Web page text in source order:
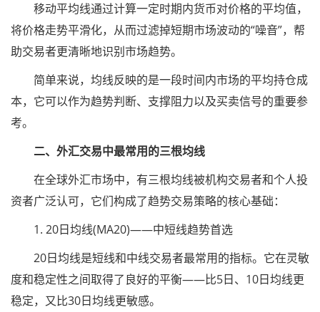
移动平均线通过计算一定时期内货币对价格的平均值，
将价格走势平滑化，从而过滤掉短期市场波动的“噪音”，帮
助交易者更清晰地识别市场趋势。
简单来说，均线反映的是一段时间内市场的平均持仓成
本，它可以作为趋势判断、支撑阻力以及买卖信号的重要参
考。
二、外汇交易中最常用的三根均线
在全球外汇市场中，有三根均线被机构交易者和个人投
资者广泛认可，它们构成了趋势交易策略的核心基础：
1. 20日均线(MA20)——中短线趋势首选
20日均线是短线和中线交易者最常用的指标。它在灵敏
度和稳定性之间取得了良好的平衡——比5日、10日均线更
稳定，又比30日均线更敏感。